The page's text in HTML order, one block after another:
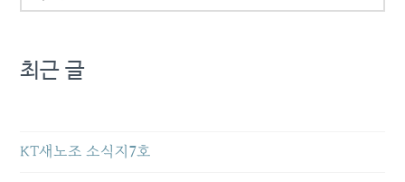
최근 글
KT새노조 소식지7호